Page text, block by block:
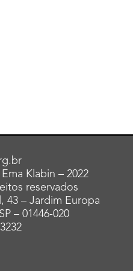
Klabin – 2022
reservados
43 – Jardim Europa
– 01446-020